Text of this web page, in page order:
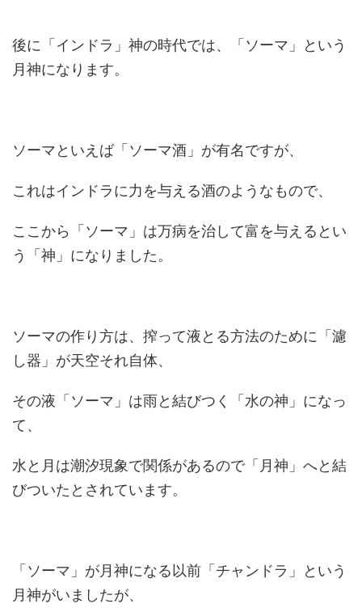
後に「インドラ」神の時代では、「ソーマ」という
月神になります。
ソーマといえば「ソーマ酒」が有名ですが、
これはインドラに力を与える酒のようなもので、
ここから「ソーマ」は万病を治して富を与えるとい
う「神」になりました。
ソーマの作り方は、搾って液とる方法のために「濾
し器」が天空それ自体、
その液「ソーマ」は雨と結びつく「水の神」になっ
て、
水と月は潮汐現象で関係があるので「月神」へと結
びついたとされています。
「ソーマ」が月神になる以前「チャンドラ」という
月神がいましたが、